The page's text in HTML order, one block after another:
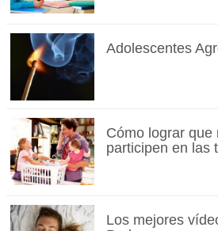
Adolescentes
Cómo lograr que
participen en las
Los mejores